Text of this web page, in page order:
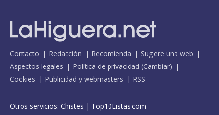
Contacto Redacción Recomienda
Sugiere una web
Aspectos legales
Política de privacidad (Cambiar)
Cookies
Publicidad y webmasters RSS
Otros servicios: Chistes | Top10Listas.com